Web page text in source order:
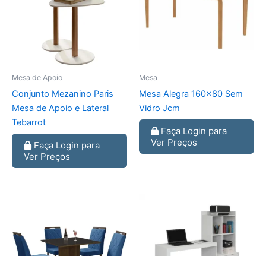
Mesa de Apoio
Conjunto Mezanino Paris
Mesa de Apoio e Lateral
Tebarrot
Faça Login para
Ver Preços
Mesa
Mesa Alegra 160×80 Sem
Vidro Jcm
Faça Login para
Ver Preços